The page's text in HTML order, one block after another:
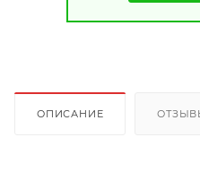
ОПИСАНИЕ